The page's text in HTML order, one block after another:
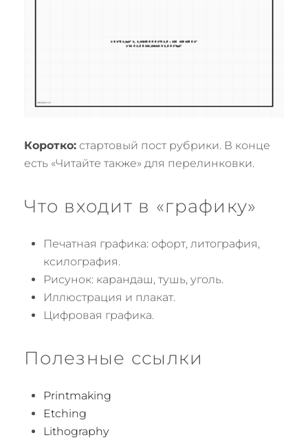
Коротко: стартовый пост рубрики. В конце
есть «Читайте также» для перелинковки.
Что входит в «графику»
Печатная графика: офорт, литография,
ксилография.
Рисунок: карандаш, тушь, уголь.
Иллюстрация и плакат.
Цифровая графика.
Полезные ссылки
Printmaking
Etching
Lithography